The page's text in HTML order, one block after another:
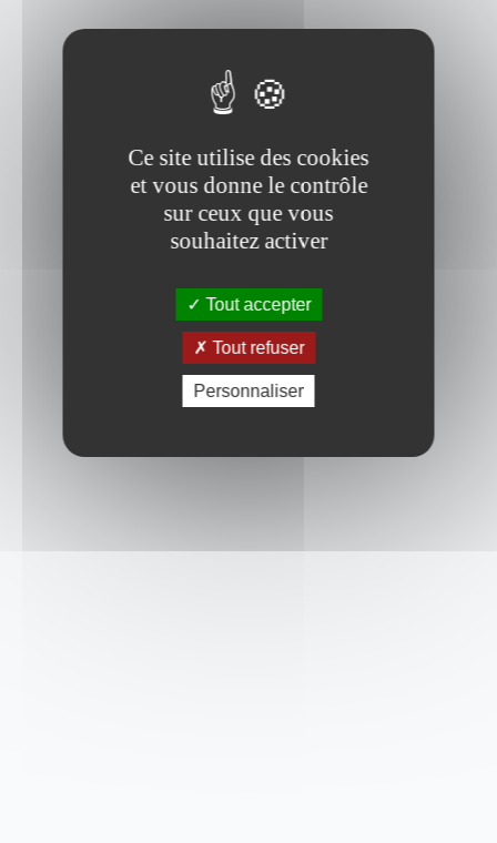
Ce site utilise des cookies
et vous donne le contrôle
sur ceux que vous
souhaitez activer
Tout accepter
Tout refuser
Personnaliser